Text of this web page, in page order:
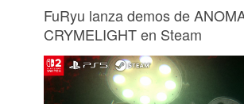
FuRyu lanza demos de
CRYMELIGHT en Steam